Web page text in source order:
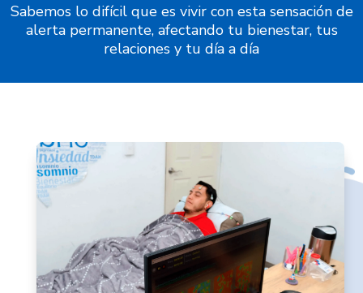
Sabemos lo difícil que es vivir con esta sensación de
alerta permanente, afectando tu bienestar, tus
relaciones y tu día a día